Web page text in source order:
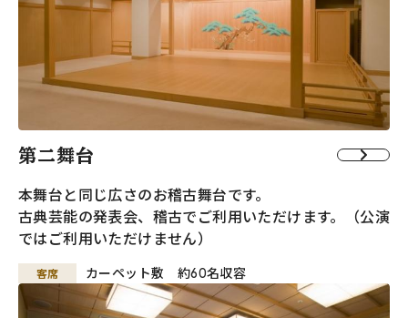
第二舞台
本舞台と同じ広さのお稽古舞台です。
古典芸能の発表会、稽古でご利用いただけます。（公演
ではご利用いただけません）
客席 カーペット敷 約60名収容